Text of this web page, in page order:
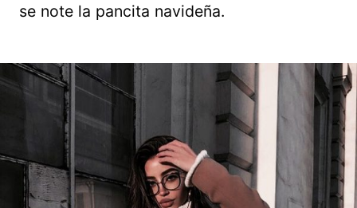
se note la pancita navideña.